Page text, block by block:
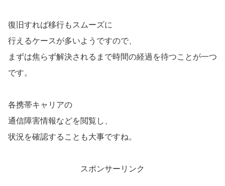
復旧すれば移行もスムーズに
行えるケースが多いようですので、
まずは焦らず解決されるまで時間の経過を待つことが一つ
です。
各携帯キャリアの
通信障害情報などを閲覧し、
状況を確認することも大事ですね。
スポンサーリンク